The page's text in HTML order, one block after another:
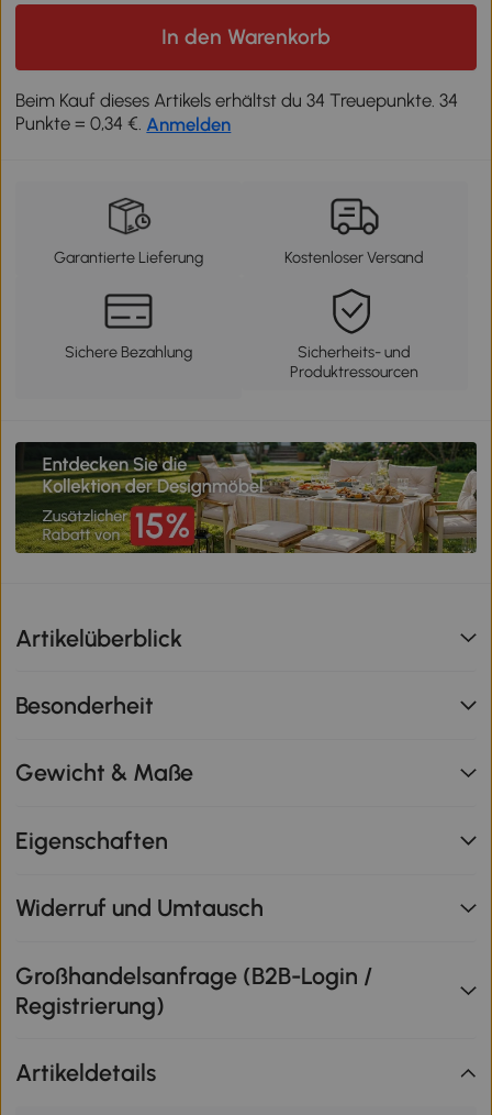
In den Warenkorb
Beim Kauf dieses Artikels erhältst du 34 Treuepunkte. 34
Punkte = 0,34 €. Anmelden
Garantierte Lieferung Kostenloser Versand
Sichere Bezahlung
Sicherheits- und
Produktressourcen
Artikelüberblick
Besonderheit
Gewicht & Maße
Eigenschaften
Widerruf und Umtausch
Großhandelsanfrage (B2B-Login /
Registrierung)
Artikeldetails